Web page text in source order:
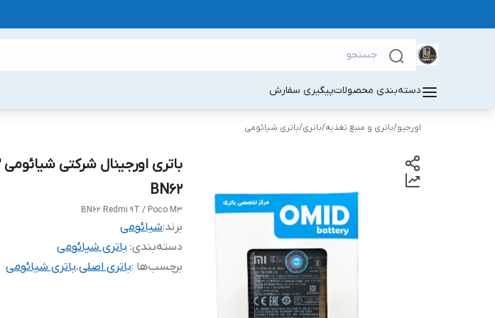
دسته‌بندی محصولاتپیگیری سفارش
اورجیو/باتری و منبع تغذیه/باتری/باتری شیائومی
BN62
BN62 Redmi 9T / Poco M3
برند:شیائومی
دسته‌بندی: باتری شیائومی
برچسب‌ها :باتری اصلی،باتری شیائومی